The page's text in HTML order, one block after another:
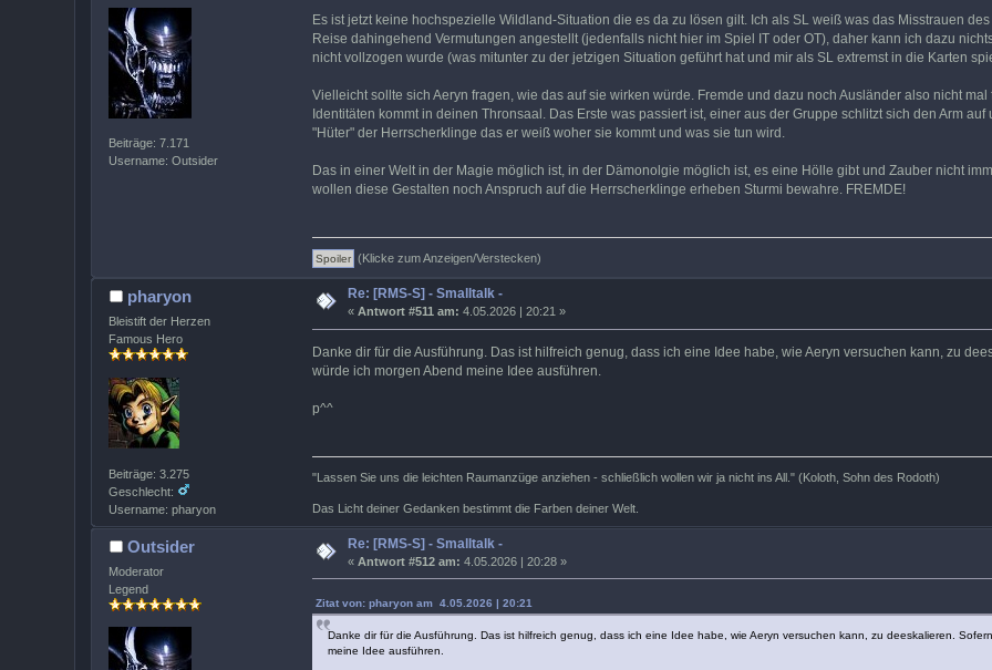
Beiträge: 7.171
Username: Outsider
Es ist jetzt keine hochspezielle Wildland-Situation die es da zu lösen gilt. Ich als SL weiß was das Misstrauen
Reise dahingehend Vermutungen angestellt (jedenfalls nicht hier im Spiel IT oder OT), daher kann ich dazu
nicht vollzogen wurde (was mitunter zu der jetzigen Situation geführt hat und mir als SL extremst in die Karten
Vielleicht sollte sich Aeryn fragen, wie das auf sie wirken würde. Fremde und dazu noch Ausländer also nicht
Identitäten kommt in deinen Thronsaal. Das Erste was passiert ist, einer aus der Gruppe schlitzt sich den Arm
"Hüter" der Herrscherklinge das er weiß woher sie kommt und was sie tun wird.
Das in einer Welt in der Magie möglich ist, in der Dämonolgie möglich ist, es eine Hölle gibt und Zauber nicht
wollen diese Gestalten noch Anspruch auf die Herrscherklinge erheben Sturmi bewahre. FREMDE!
(Klicke zum Anzeigen/Verstecken)
pharyon
Bleistift der Herzen
Famous Hero
Beiträge: 3.275
Geschlecht:
Username: pharyon
Re: [RMS-S] - Smalltalk -
«Antwort #511 am: 4.05.2026 | 20:21 »
Danke dir für die Ausführung. Das ist hilfreich genug, dass ich eine Idee habe, wie Aeryn versuchen kann, zu
würde ich morgen Abend meine Idee ausführen.
p^^
"Lassen Sie uns die leichten Raumanzüge anziehen - schließlich wollen wir ja nicht ins All." (Koloth, Sohn des Rodoth)
Das Licht deiner Gedanken bestimmt die Farben deiner Welt.
Outsider
Moderator
Legend
Re: [RMS-S] - Smalltalk -
«Antwort #512 am: 4.05.2026 | 20:28 »
Zitat von: pharyon am 4.05.2026 | 20:21
Danke dir für die Ausführung. Das ist hilfreich genug, dass ich eine Idee habe, wie Aeryn versuchen kann, zu deeskalieren.
meine Idee ausführen.